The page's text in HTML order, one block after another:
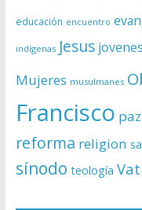
educación encuentro
indígenas Jesus jovenes
Mujeres musulmanes
Francisco paz
reforma religion
sínodo teología